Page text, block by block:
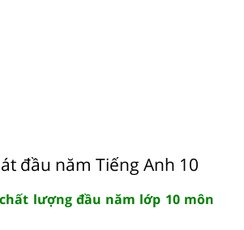
đầu năm Tiếng Anh 10
lượng đầu năm lớp 10 môn